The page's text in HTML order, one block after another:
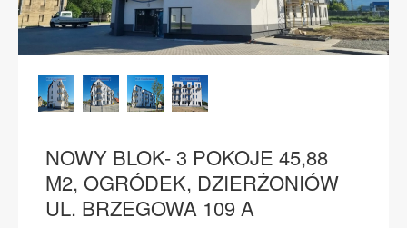
KREDYTY
USŁUGI DODATKOWE
O FIRMIE
KONTAKT
NOWY BLOK- 3 POKOJE 45,88
M2, OGRÓDEK, DZIERŻONIÓW
UL. BRZEGOWA 109 A